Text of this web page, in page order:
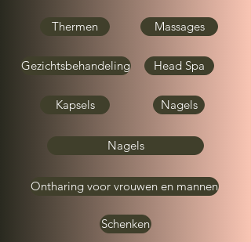
Thermen
Gezichtsbehandeling
Kapsels
Massages
Head Spa
Nagels
Nagels
Ontharing voor vrouwen en mannen
Schenken